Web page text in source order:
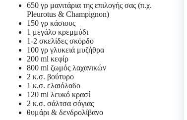
650 γρ μανιτάρια της επιλογής σας (π.χ.
Pleurotus & Champignon)
150 γρ κάσιους
1 μεγάλο κρεμμύδι
1-2 σκελίδες σκόρδο
100 γρ γλυκειά μυζήθρα
200 ml κεφίρ
800 ml ζωμός λαχανικών
2 κ.σ. βούτυρο
1 κ.σ. ελαιόλαδο
120 ml λευκό κρασί
2 κ.σ. σάλτσα σόγιας
θυμάρι & δενδρολίβανο